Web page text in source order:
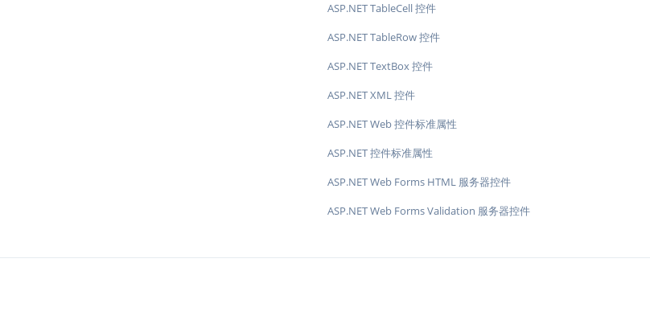
ASP.NET TableCell 控件
ASP.NET TableRow 控件
ASP.NET TextBox 控件
ASP.NET XML 控件
ASP.NET Web 控件标准属性
ASP.NET 控件标准属性
ASP.NET Web Forms HTML 服务器控件
ASP.NET Web Forms Validation 服务器控件